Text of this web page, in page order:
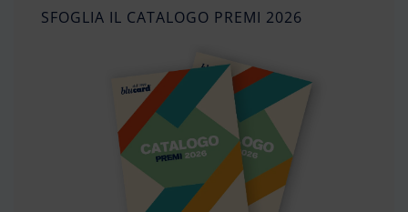
SFOGLIA IL CATALOGO PREMI 2026